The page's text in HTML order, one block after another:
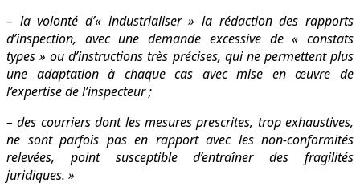
– la volonté d’« industrialiser » la rédaction des rapports
d’inspection, avec une demande excessive de « constats
types » ou d’instructions très précises, qui ne permettent plus
une adaptation à chaque cas avec mise en œuvre de
l’expertise de l’inspecteur ;
– des courriers dont les mesures prescrites, trop exhaustives,
ne sont parfois pas en rapport avec les non-conformités
relevées, point susceptible d’entraîner des fragilités
juridiques. »